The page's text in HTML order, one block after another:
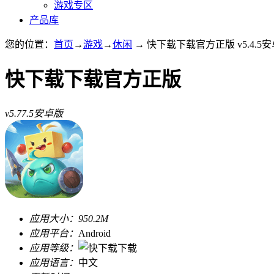
游戏专区
产品库
您的位置： 首页 →游戏→休闲 → 快下载下载官方正版 v5.4.5安
快下载下载官方正版
v5.77.5安卓版
应用大小： 950.2M
应用平台： Android
应用等级：
应用语言： 中文